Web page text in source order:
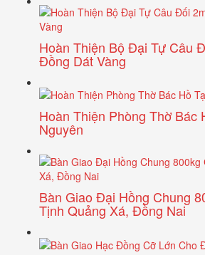
Hoàn Thiện Bộ Đại Tự Câu
Đồng Dát Vàng
Hoàn Thiện Phòng Thờ Bác
Nguyên
Bàn Giao Đại Hồng Chung
Tịnh Quảng Xá, Đồng Nai